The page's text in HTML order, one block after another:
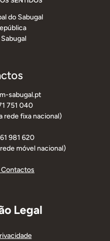
do Sabugal
sabugal.pt
751 040
rede fixa nacional)
981 620
móvel nacional)
Contactos
Legal